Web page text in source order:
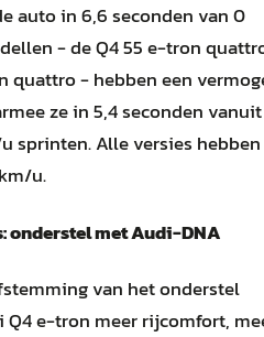
auto in 6,6 seconden van 0
- de Q4 55 e-tron
quattro - hebben een
ze in 5,4 seconden vanuit
sprinten. Alle versies hebben
u.
onderstel met Audi-DNA
van het onderstel
e-tron meer rijcomfort,